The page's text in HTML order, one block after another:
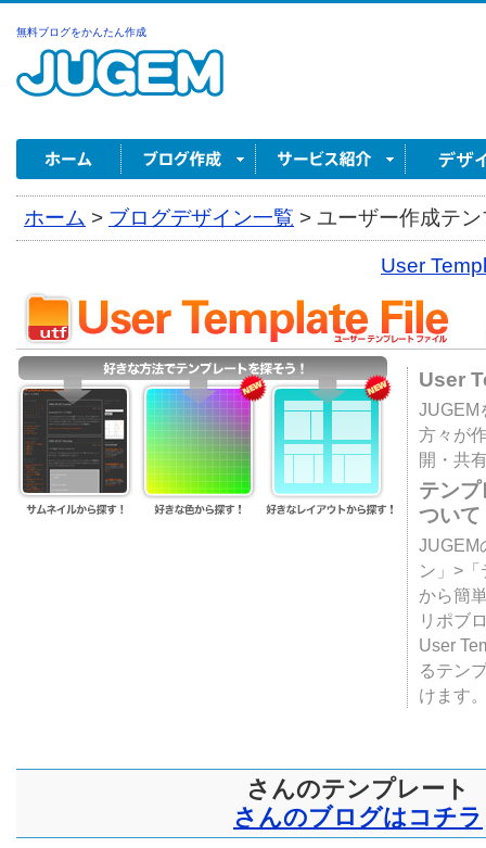
無料ブログをかんたん作成
ホーム > ブログデザイン一覧 > ユーザー作成テ
User
User
JUGEM
方々が
開・共
テン
ついて
JUGEM
ン」>
から簡
リポブ
User
るテン
けます
さんのテンプレート
さんのブログはコチラ